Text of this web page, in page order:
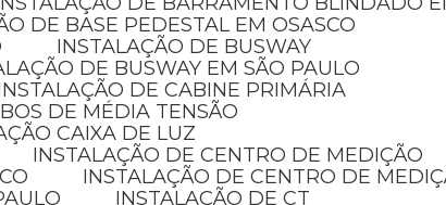
DE BASE PEDESTAL EM OSASCO
INSTALAÇÃO DE BUSWAY
DE BUSWAY EM SÃO PAULO
INSTALAÇÃO DE CABINE PRIMÁRIA
DE MÉDIA TENSÃO
CAIXA DE LUZ
INSTALAÇÃO DE CENTRO DE MEDIÇÃO
INSTALAÇÃO DE CENTRO DE
INSTALAÇÃO DE CT